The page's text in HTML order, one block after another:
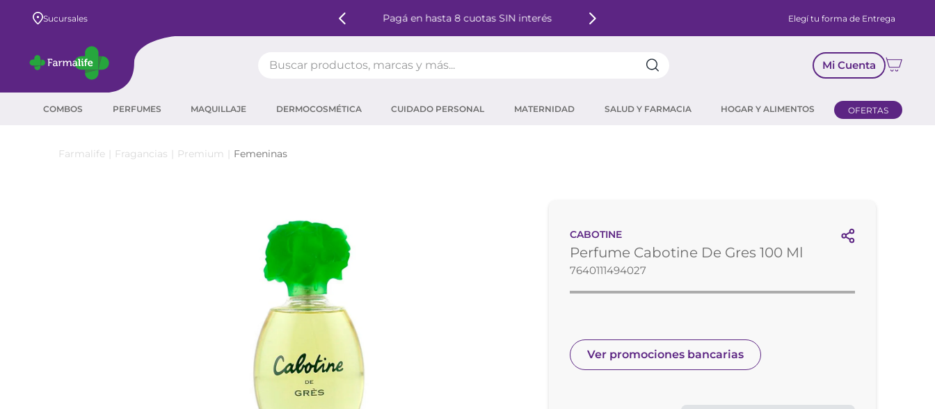
Sucursales Pagá en hasta 8 cuotas SIN interés Elegí tu forma de Entrega
Mi Cuenta
COMBOS PERFUMES MAQUILLAJE DERMOCOSMÉTICA CUIDADO PERSONAL MATERNIDAD SALUD Y FARMACIA HOGAR Y ALIMENTOS OFERTAS
Fragancias Premium Femeninas
CABOTINE
Perfume Cabotine De Gres 100 Ml
7640111494027
Ver promociones bancarias
agua micelar
corrector
máscara pestañas
retinol